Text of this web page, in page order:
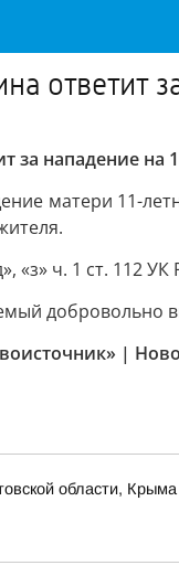
ответит
за нападение на
матери 11-
«з» ч. 1 ст. 112
добровольно
|
области,